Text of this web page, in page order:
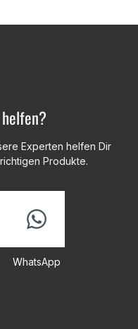
Experten helfen Dir
Produkte.
WhatsApp